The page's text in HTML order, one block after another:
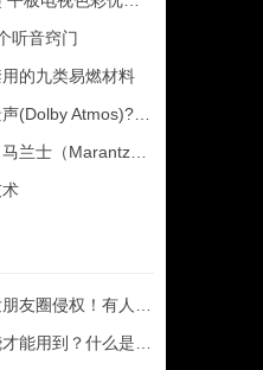
听音窍门
的九类易燃材料
Atmos)?家庭影院全景声摆
Marantz）联手提供Auro-
权！有人被判赔108万
是XLR接口？平衡音频信号线、低